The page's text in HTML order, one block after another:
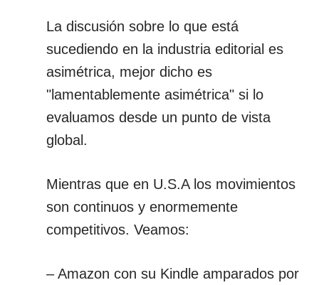
La discusión sobre lo que está
sucediendo en la industria editorial es
asimétrica, mejor dicho es
"lamentablemente asimétrica" si lo
evaluamos desde un punto de vista
global.
Mientras que en U.S.A los movimientos
son continuos y enormemente
competitivos. Veamos:
– Amazon con su Kindle amparados por